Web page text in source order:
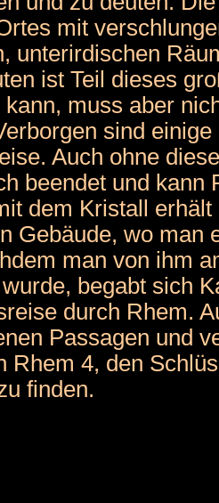
mit
unterirdischen
ist Teil dieses
muss aber
sind
Auch ohne
beendet und kann
dem Kristall
Gebäude, wo man
man von ihm
begabt sich
durch Rhem.
Passagen und
Rhem 4, den
finden.